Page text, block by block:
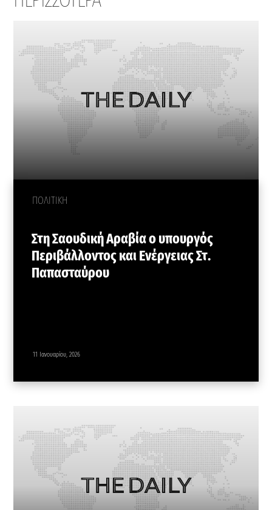
ΠΟΛΙΤΙΚΗ
Στη Σαουδική Αραβία ο υπουργός
Περιβάλλοντος και Ενέργειας Στ.
Παπασταύρου
11 Ιανουαρίου, 2026